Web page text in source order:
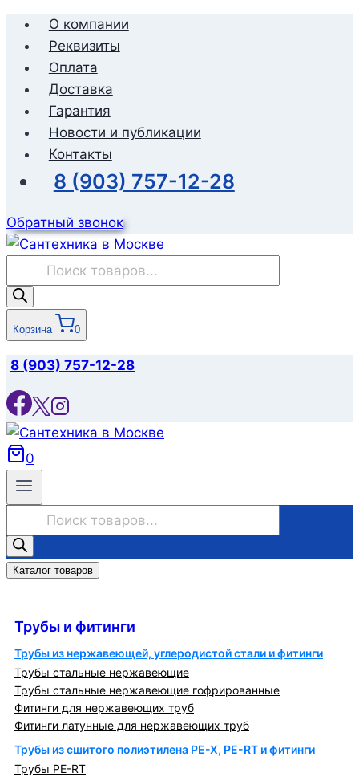
Перейти
содержимому
О компании
Реквизиты
Оплата
Доставка
Гарантия
Новости и публикации
Контакты
8 (903) 757-12-28
Обратный звонок
товаров
Корзина 0
8 (903) 757-12-28
0
товаров
Каталог товаров
Трубы и фитинги
Трубы из нержавеющей, углеродистой стали и фитинги
Трубы стальные нержавеющие
Трубы стальные нержавеющие гофрированные
Фитинги для нержавеющих труб
Фитинги латунные для нержавеющих труб
Трубы из сшитого полиэтилена PE-X, PE-RT и фитинги
Трубы PE-RT